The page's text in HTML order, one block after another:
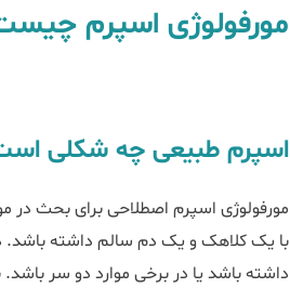
مورفولوژی اسپرم
اسپرم طبیعی چه شکلی
مورفولوژی اسپرم اصطلاحی برای بحث
با یک کلاهک و یک دم سالم داشته باشد.
داشته باشد یا در برخی موارد دو سر